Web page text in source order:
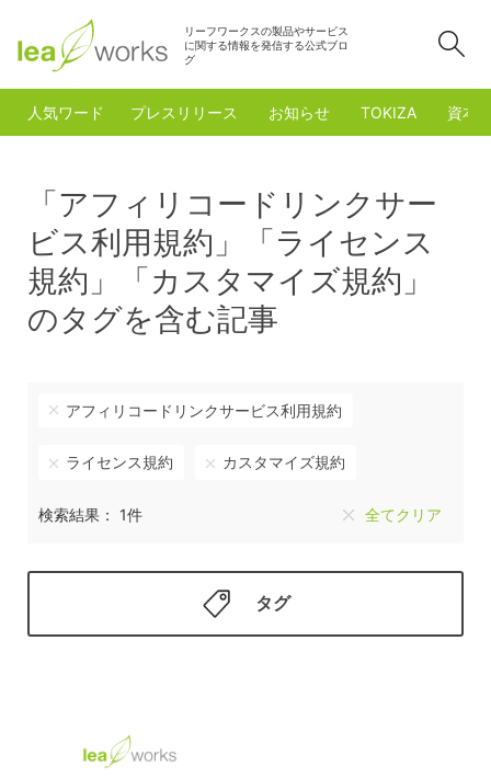
リーフワークスの製品やサービス
に関する情報を発信する公式ブロ
グ
人気ワード プレスリリース お知らせ TOKIZA 資本
「アフィリコードリンクサー
ビス利用規約」「ライセンス
規約」「カスタマイズ規約」
のタグを含む記事
アフィリコードリンクサービス利用規約
ライセンス規約 カスタマイズ規約
検索結果： 1件 全てクリア
タグ